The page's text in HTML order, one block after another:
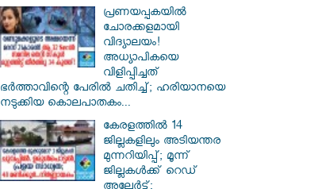
പ്രണയപ്പകയിൽ
ചോരക്കളമായി
വിദ്യാലയം!
അധ്യാപികയെ
വിളിപ്പിച്ചത്
ഭർത്താവിന്റെ പേരിൽ ചതിച്ച്; ഹരിയാനയെ
നടുക്കിയ കൊലപാതകം...
കേരളത്തിൽ 14
ജില്ലകളിലും അടിയന്തര
മുന്നറിയിപ്പ്; മൂന്ന്
ജില്ലകൾക്ക് റെഡ്